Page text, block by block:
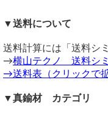
クレジット決済で「国
領収書・請求書・納品
はい、可能です。注文
行っております。
当店では自社切断後、
料サービスの範囲内と
（メーカー直送品やレ
ない商品もございます
バリ取り不要の場合は
ください。
2700厚み2mm程度、
色ステンカラーか、アルミ
内寸法30mm〜33mm程度
見積など出来ますか？
当店取り扱いのアルミH
▼送料について
送料計算には「送料シ
→横山テクノ 送料シ
→送料表（クリックで拡
▼真鍮材 カテゴリ